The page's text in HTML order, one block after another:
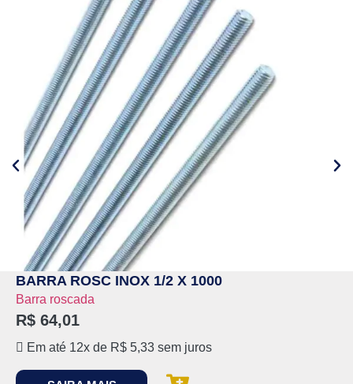
BARRA ROSC INOX 1/2 X 1000
Barra roscada
R$ 64,01
Em até 12x de R$ 5,33 sem juros